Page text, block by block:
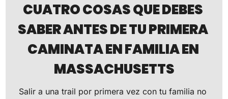
CUATRO COSAS QUE DEBES
SABER ANTES DE TU PRIMERA
CAMINATA EN FAMILIA EN
MASSACHUSETTS
Salir a una trail por primera vez con tu familia no